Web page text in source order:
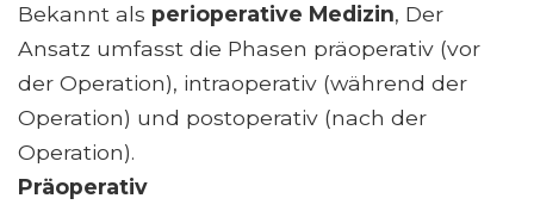
Bekannt als perioperative Medizin, Der
Ansatz umfasst die Phasen präoperativ (vor
der Operation), intraoperativ (während der
Operation) und postoperativ (nach der
Operation).
Präoperativ